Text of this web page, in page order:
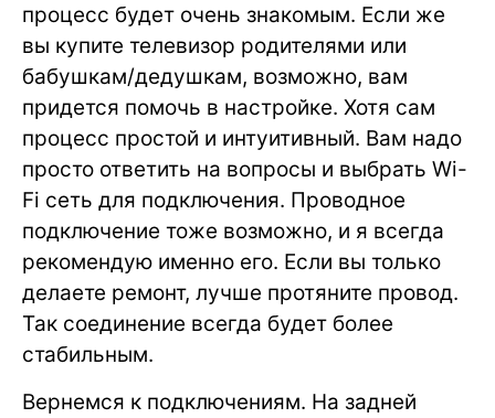
процесс будет очень знакомым. Если же
вы купите телевизор родителями или
бабушкам/дедушкам, возможно, вам
придется помочь в настройке. Хотя сам
процесс простой и интуитивный. Вам надо
просто ответить на вопросы и выбрать Wi-
Fi сеть для подключения. Проводное
подключение тоже возможно, и я всегда
рекомендую именно его. Если вы только
делаете ремонт, лучше протяните провод.
Так соединение всегда будет более
стабильным.
Вернемся к подключениям. На задней